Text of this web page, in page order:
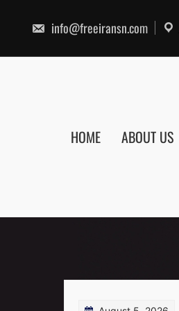
content
info@freeiransn.com
HOME ABOUT US